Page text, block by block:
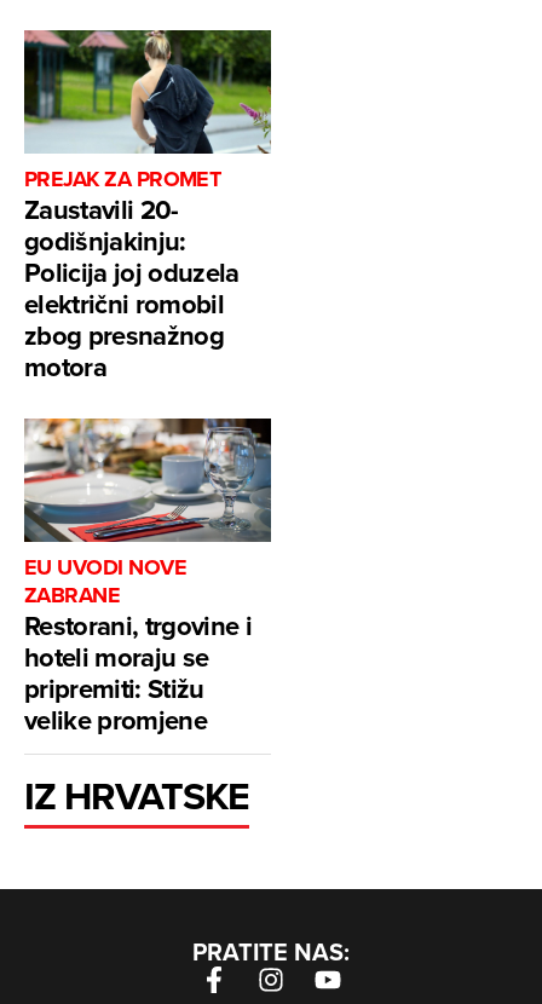
PREJAK ZA PROMET
Zaustavili 20-
godišnjakinju:
Policija joj oduzela
električni romobil
zbog presnažnog
motora
EU UVODI NOVE
ZABRANE
Restorani, trgovine i
hoteli moraju se
pripremiti: Stižu
velike promjene
IZ HRVATSKE
PRATITE NAS: